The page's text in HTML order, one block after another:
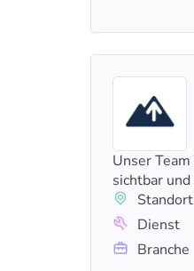
Unser
sichtbar
Standort
Dienst
Branche